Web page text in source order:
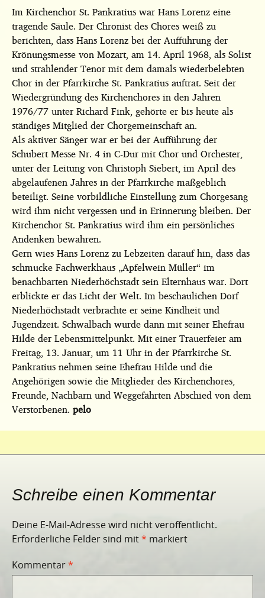
Im Kirchenchor St. Pankratius war Hans Lorenz eine
tragende Säule. Der Chronist des Chores weiß zu
berichten, dass Hans Lorenz bei der Aufführung der
Krönungsmesse von Mozart, am 14. April 1968, als Solist
und strahlender Tenor mit dem damals wiederbelebten
Chor in der Pfarrkirche St. Pankratius auftrat. Seit der
Wiedergründung des Kirchenchores in den Jahren
1976/77 unter Richard Fink, gehörte er bis heute als
ständiges Mitglied der Chorgemeinschaft an.
Als aktiver Sänger war er bei der Aufführung der
Schubert Messe Nr. 4 in C-Dur mit Chor und Orchester,
unter der Leitung von Christoph Siebert, im April des
abgelaufenen Jahres in der Pfarrkirche maßgeblich
beteiligt. Seine vorbildliche Einstellung zum Chorgesang
wird ihm nicht vergessen und in Erinnerung bleiben. Der
Kirchenchor St. Pankratius wird ihm ein persönliches
Andenken bewahren.
Gern wies Hans Lorenz zu Lebzeiten darauf hin, dass das
schmucke Fachwerkhaus „Apfelwein Müller“ im
benachbarten Niederhöchstadt sein Elternhaus war. Dort
erblickte er das Licht der Welt. Im beschaulichen Dorf
Niederhöchstadt verbrachte er seine Kindheit und
Jugendzeit. Schwalbach wurde dann mit seiner Ehefrau
Hilde der Lebensmittelpunkt. Mit einer Trauerfeier am
Freitag, 13. Januar, um 11 Uhr in der Pfarrkirche St.
Pankratius nehmen seine Ehefrau Hilde und die
Angehörigen sowie die Mitglieder des Kirchenchores,
Freunde, Nachbarn und Weggefährten Abschied von dem
Verstorbenen. pelo
Schreibe einen Kommentar
Deine E-Mail-Adresse wird nicht veröffentlicht.
Erforderliche Felder sind mit* markiert
Kommentar*